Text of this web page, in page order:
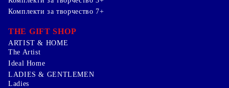
Комплекти за творчество 7+
THE GIFT SHOP
ARTIST & HOME
The Artist
Ideal Home
LADIES & GENTLEMEN
Ladies